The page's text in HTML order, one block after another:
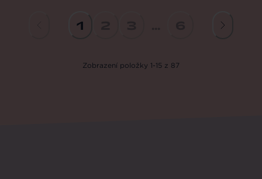
1
Zobrazení položky 1-15 z 87